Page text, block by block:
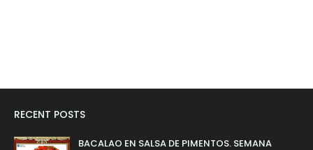
RECENT POSTS
BACALAO EN SALSA DE PIMENTOS. SEMANA